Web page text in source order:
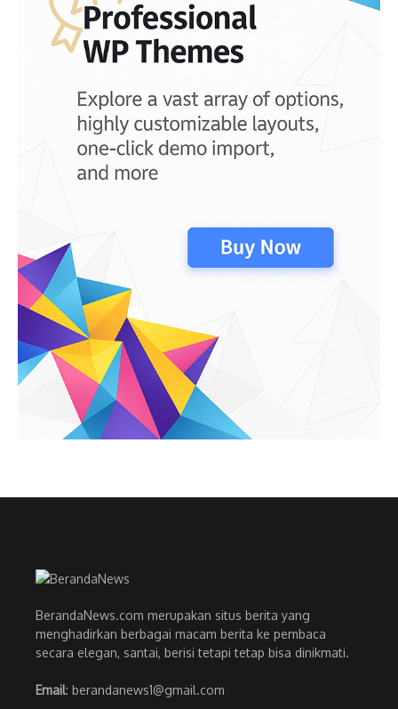
BerandaNews.com merupakan situs berita yang
menghadirkan berbagai macam berita ke pembaca
secara elegan, santai, berisi tetapi tetap bisa dinikmati.
Email: berandanews1@gmail.com